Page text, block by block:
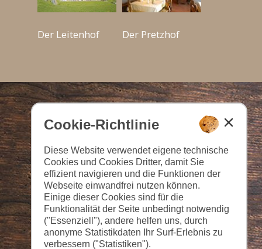
Cookie-Richtlinie
Diese Website verwendet eigene technische
Cookies und Cookies Dritter, damit Sie
effizient navigieren und die Funktionen der
Webseite einwandfrei nutzen können.
Einige dieser Cookies sind für die
Funktionalität der Seite unbedingt notwendig
("Essenziell"), andere helfen uns, durch
anonyme Statistikdaten Ihr Surf-Erlebnis zu
verbessern ("Statistiken").
Der Leitenhof Der Pretzhof